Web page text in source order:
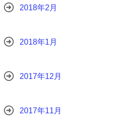
2018年2月
2018年1月
2017年12月
2017年11月